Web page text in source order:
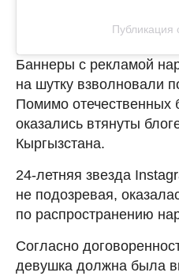
Публикация
Баннеры с рекламой
на шутку взволновали
Помимо отечественных
оказались втянуты
Кыргызстана.
24-летняя звезда
не подозревая,
по распространению
Согласно
девушка должна была